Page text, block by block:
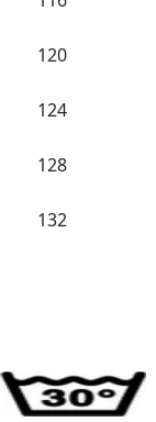
120
124
128
132